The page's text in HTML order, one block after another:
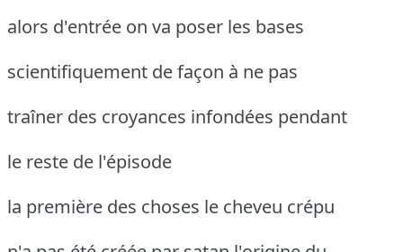
alors d'entrée on va poser les bases
scientifiquement de façon à ne pas
traîner des croyances infondées pendant
le reste de l'épisode
la première des choses le cheveu crépu